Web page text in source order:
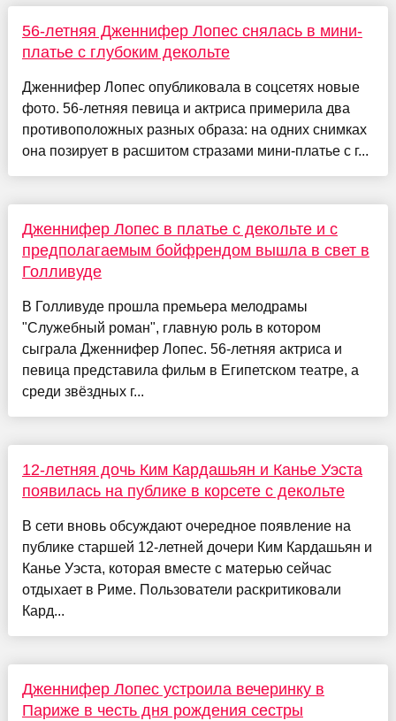
56-летняя Дженнифер Лопес снялась в мини-
платье с глубоким декольте
Дженнифер Лопес опубликовала в соцсетях новые
фото. 56-летняя певица и актриса примерила два
противоположных разных образа: на одних снимках
она позирует в расшитом стразами мини-платье с г...
Дженнифер Лопес в платье с декольте и с
предполагаемым бойфрендом вышла в свет в
Голливуде
В Голливуде прошла премьера мелодрамы
"Служебный роман", главную роль в котором
сыграла Дженнифер Лопес. 56-летняя актриса и
певица представила фильм в Египетском театре, а
среди звёздных г...
12-летняя дочь Ким Кардашьян и Канье Уэста
появилась на публике в корсете с декольте
В сети вновь обсуждают очередное появление на
публике старшей 12-летней дочери Ким Кардашьян и
Канье Уэста, которая вместе с матерью сейчас
отдыхает в Риме. Пользователи раскритиковали
Кард...
Дженнифер Лопес устроила вечеринку в
Париже в честь дня рождения сестры